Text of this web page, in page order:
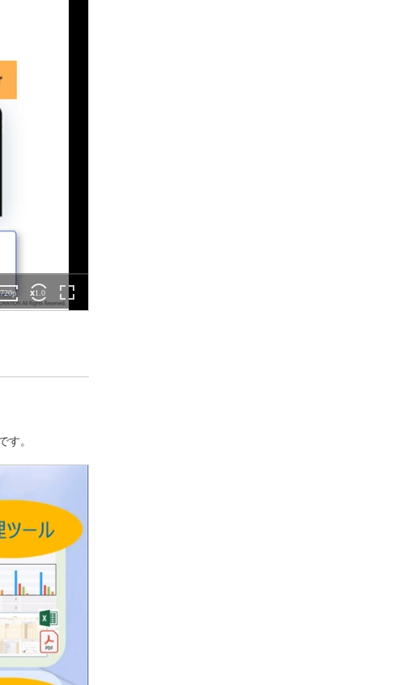
す。